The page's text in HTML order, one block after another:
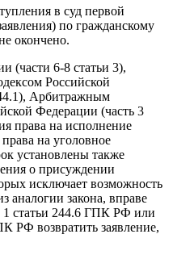
в суд первой
по гражданскому
окончено.
(части 6-8 статьи 3),
Российской
Арбитражным
Федерации (часть 3
права на исполнение
на уголовное
установлены также
о присуждении
исключает возможность
аналогии закона, вправе
1 статьи 244.6 ГПК РФ или
РФ возвратить заявление,